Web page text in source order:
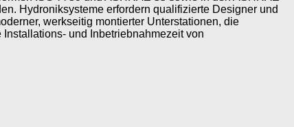
Hydroniksysteme erfordern qualifizierte Designer und
werkseitig montierter Unterstationen, die
und Inbetriebnahmezeit von